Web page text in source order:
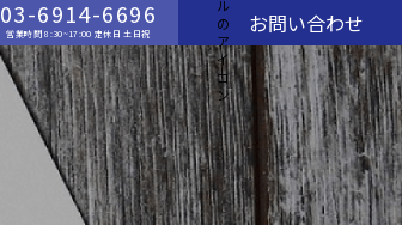
03-6914-6696
営業時間 8:30~17:00 定休日 土日祝 お問い合わせ